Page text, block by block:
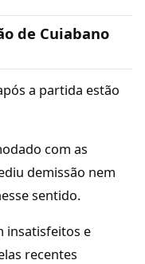
de Cuiabano
a partida estão
com as
demissão nem
sentido.
insatisfeitos e
recentes